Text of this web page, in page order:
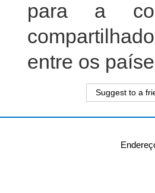
para a
entre os
Suggest to a